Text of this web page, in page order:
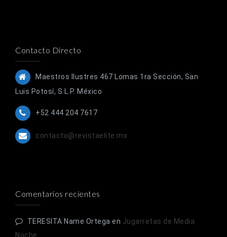
Contacto Directo
Maestros Ilustres 467 Lomas 1ra Sección, San
Luis Potosí, S.L.P. México
+52 444 204 7617
contacto@revistaelite.mx
Comentarios recientes
TERESITA Name Ortega en Jugarretas de Media
Noche